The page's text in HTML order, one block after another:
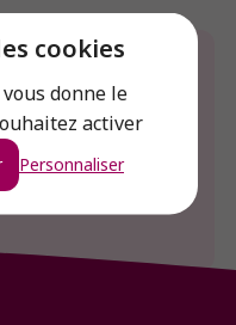
cookies
donne le
activer
Personnaliser
produit ?